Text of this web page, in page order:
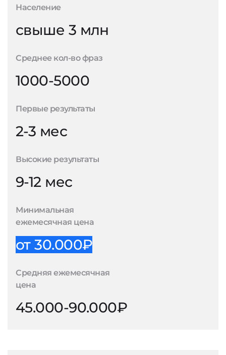
Население
свыше 3 млн
Среднее кол-во фраз
1000-5000
Первые результаты
2-3 мес
Высокие результаты
9-12 мес
Минимальная
ежемесячная цена
от 30.000₽
Средняя ежемесячная
цена
45.000-90.000₽